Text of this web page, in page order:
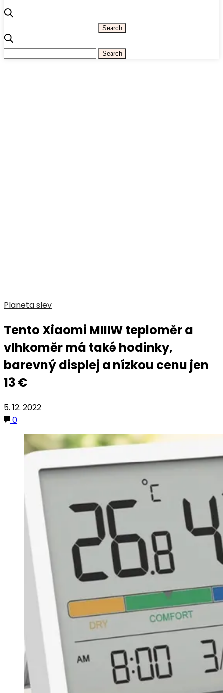
Planeta slev
Tento Xiaomi MIIIW teploměr a
vlhkoměr má také hodinky,
barevný displej a nízkou cenu jen
13 €
5. 12. 2022
0